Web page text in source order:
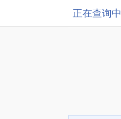
正在查询中